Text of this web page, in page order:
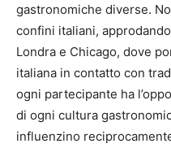
gastronomiche diverse.
confini italiani,
Londra e Chicago, dove
italiana in contatto con
ogni partecipante ha
di ogni cultura
influenzino